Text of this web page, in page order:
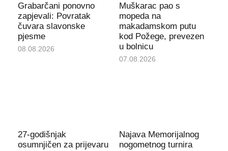
Grabarčani ponovno
zapjevali: Povratak
čuvara slavonske
pjesme
08.08.2026
Muškarac pao s
mopeda na
makadamskom putu
kod Požege, prevezen
u bolnicu
07.08.2026
27-godišnjak
osumnjičen za prijevaru
Najava Memorijalnog
nogometnog turnira